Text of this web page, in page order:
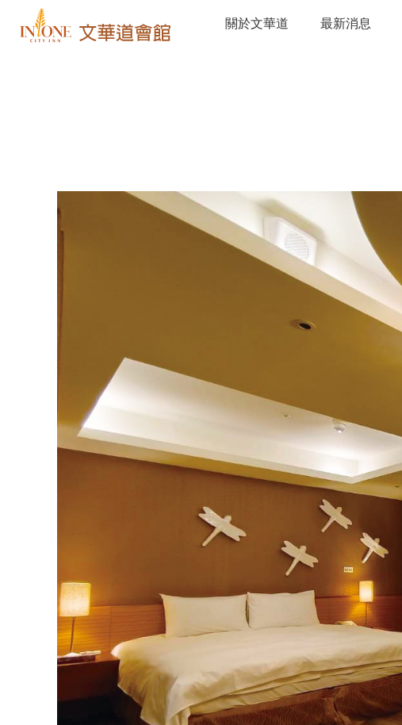
關於文華道 最新消息